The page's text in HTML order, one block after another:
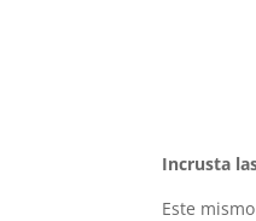
Incrusta
Este